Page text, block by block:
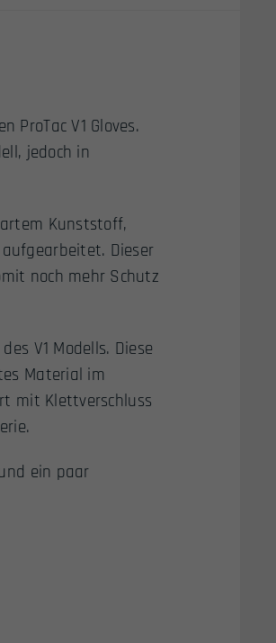
ProTac V1 Gloves.
jedoch in
Kunststoff,
Dieser
noch mehr Schutz
V1 Modells. Diese
Material im
mit Klettverschluss
ein paar